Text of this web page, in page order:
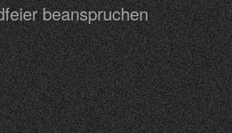
beanspruchen